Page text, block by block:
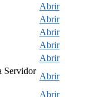
Abrir
Abrir
Abrir
Abrir
Abrir
Servidor
Abrir
Abrir